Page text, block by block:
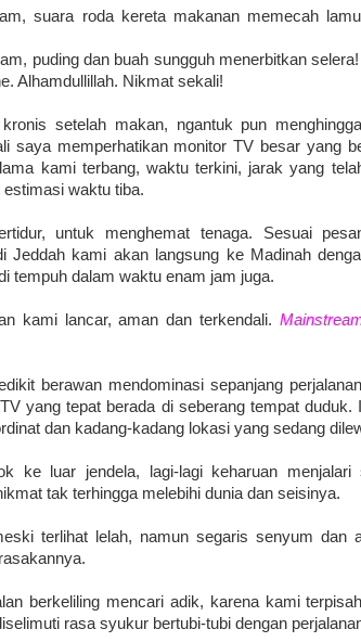
suara roda kereta makanan memecah
puding dan buah sungguh menerbitkan
Alhamdullillah. Nikmat sekali!
setelah makan, ngantuk pun
saya memperhatikan monitor TV besar yang
kami terbang, waktu terkini, jarak yang
waktu tiba.
untuk menghemat tenaga. Sesuai
Jeddah kami akan langsung ke Madinah
tempuh dalam waktu enam jam juga.
kami lancar, aman dan terkendali.
berawan mendominasi sepanjang
yang tepat berada di seberang tempat duduk.
dan kadang-kadang lokasi yang sedang
ke luar jendela, lagi-lagi keharuan menjalari
tak terhingga melebihi dunia dan seisinya.
terlihat lelah, namun segaris senyum dan
berkeliling mencari adik, karena kami
rasa syukur bertubi-tubi dengan